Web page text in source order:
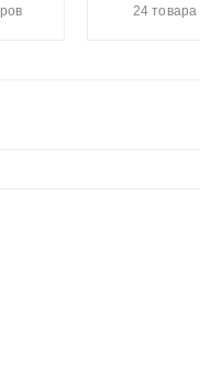
24 товара